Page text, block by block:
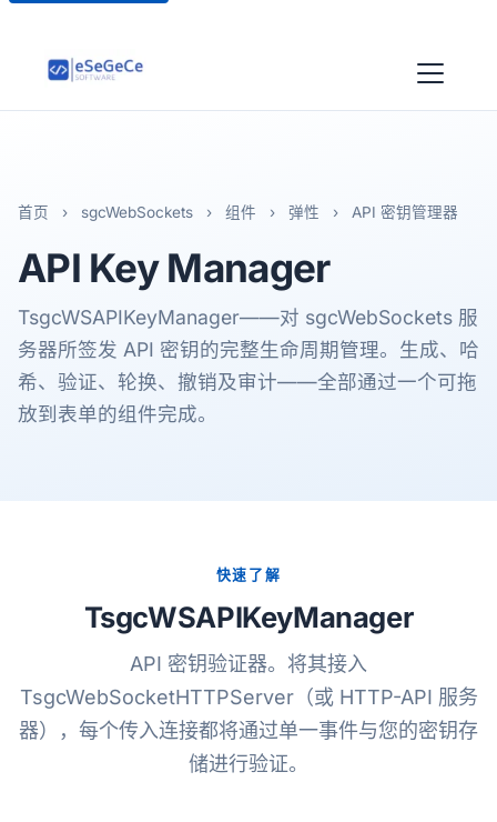
首页 › sgcWebSockets › 组件 › 弹性 › API 密钥管理器
API KeyManager
TsgcWSAPIKeyManager——对 sgcWebSockets 服
务器所签发 API 密钥的完整生命周期管理。生成、哈
希、验证、轮换、撤销及审计——全部通过一个可拖
放到表单的组件完成。
快速了解
TsgcWSAPIKeyManager
API 密钥验证器。将其接入
TsgcWebSocketHTTPServer（或 HTTP-API 服务
器），每个传入连接都将通过单一事件与您的密钥存
储进行验证。